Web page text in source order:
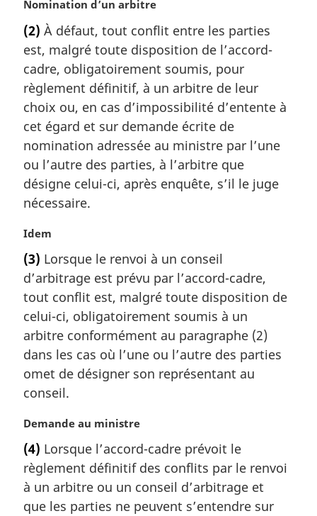
N
t
e
m
a
g
i
n
a
e
:
Nomination d’un arbitre
(2) À défaut, tout conflit entre les parties
est, malgré toute disposition de l’accord-
cadre, obligatoirement soumis, pour
règlement définitif, à un arbitre de leur
choix ou, en cas d’impossibilité d’entente à
cet égard et sur demande écrite de
nomination adressée au ministre par l’une
ou l’autre des parties, à l’arbitre que
désigne celui-ci, après enquête, s’il le juge
nécessaire.
N
t
e
m
a
g
i
n
a
e
Idem
(3) Lorsque le renvoi à un conseil
d’arbitrage est prévu par l’accord-cadre,
tout conflit est, malgré toute disposition de
celui-ci, obligatoirement soumis à un
arbitre conformément au paragraphe (2)
dans les cas où l’une ou l’autre des parties
omet de désigner son représentant au
conseil.
N
t
e
m
a
Demande au ministre
(4) Lorsque l’accord-cadre prévoit le
règlement définitif des conflits par le renvoi
à un arbitre ou un conseil d’arbitrage et
que les parties ne peuvent s’entendre sur